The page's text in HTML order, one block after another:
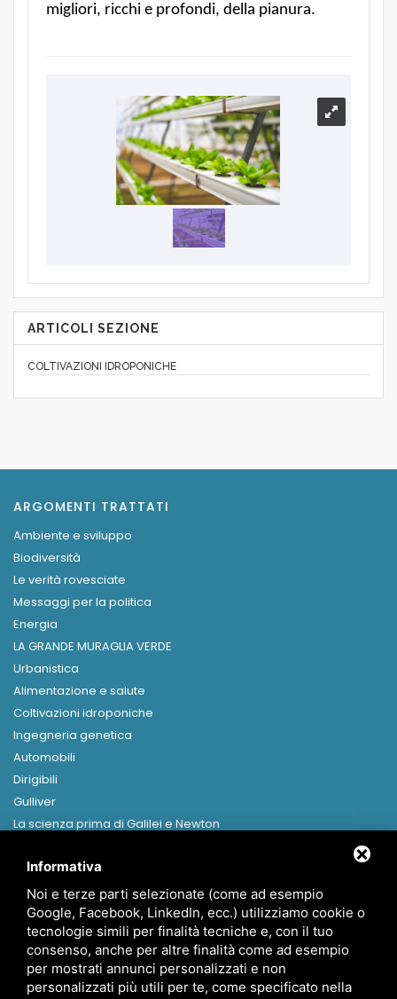
migliori, ricchi e profondi, della pianura.
ARTICOLI SEZIONE
COLTIVAZIONI IDROPONICHE
ARGOMENTI TRATTATI
Ambiente e sviluppo
Biodiversità
Le verità rovesciate
Messaggi per la politica
Energia
LA GRANDE MURAGLIA VERDE
Urbanistica
Alimentazione e salute
Coltivazioni idroponiche
Ingegneria genetica
Automobili
Dirigibili
Gulliver
La scienza prima di Galilei e Newton
Home
Presentazione
Canapa
News
Contatti
Informativa
Noi e terze parti selezionate (come ad esempio
Google, Facebook, LinkedIn, ecc.) utilizziamo cookie o
tecnologie simili per finalità tecniche e, con il tuo
consenso, anche per altre finalità come ad esempio
per mostrati annunci personalizzati e non
personalizzati più utili per te, come specificato nella